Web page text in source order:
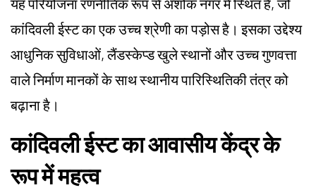
यह परियोजना रणनीतिक रूप से अशोक नगर में स्थित है, जो
कांदिवली ईस्ट का एक उच्च श्रेणी का पड़ोस है। इसका उद्देश्य
आधुनिक सुविधाओं, लैंडस्केप्ड खुले स्थानों और उच्च गुणवत्ता
वाले निर्माण मानकों के साथ स्थानीय पारिस्थितिकी तंत्र को
बढ़ाना है।
कांदिवली ईस्ट का आवासीय केंद्र के
रूप में महत्व